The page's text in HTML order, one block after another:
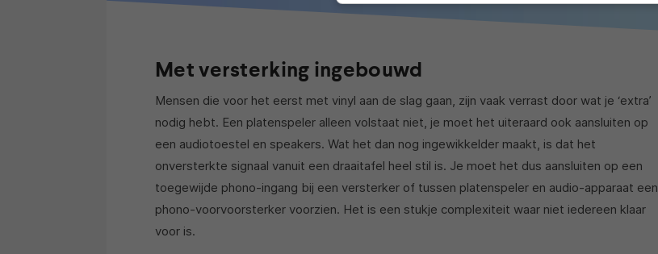
Met versterking ingebouwd
Mensen die voor het eerst met vinyl aan de slag gaan, zijn vaak verrast door wat je ‘extra’
nodig hebt. Een platenspeler alleen volstaat niet, je moet het uiteraard ook aansluiten op
een audiotoestel en speakers. Wat het dan nog ingewikkelder maakt, is dat het
onversterkte signaal vanuit een draaitafel heel stil is. Je moet het dus aansluiten op een
toegewijde phono-ingang bij een versterker of tussen platenspeler en audio-apparaat een
phono-voorvoorsterker voorzien. Het is een stukje complexiteit waar niet iedereen klaar
voor is.